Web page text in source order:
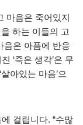
마음은 죽어있지
하는 이들의 고
음은 아픔에 반응
‘죽은 생각’은 무
아있는 마음’으
걸립니다. “수많